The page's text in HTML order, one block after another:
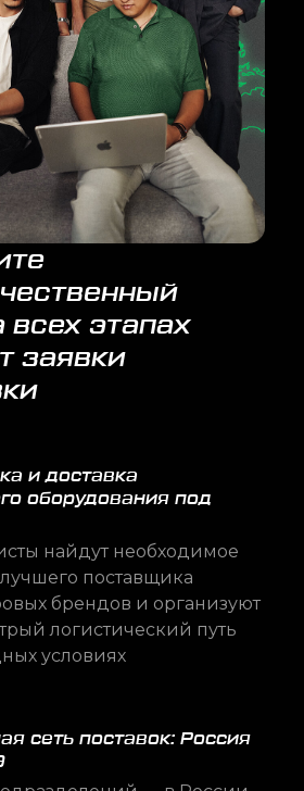
всех этапах
заявки
и доставка
оборудования под
найдут необходимое
поставщика
брендов и организуют
логистический путь
условиях
сеть поставок: Россия